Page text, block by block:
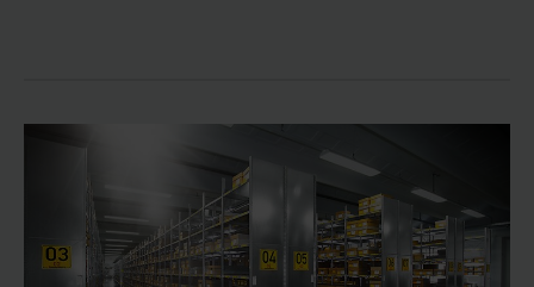
Stellingen voor kleine onderdelen met
legborden
De opslag gebeurt op legborden van staalplaat of hout over
verschillende niveaus. De stellingen voor kleine onderdelen
zijn verkrijgbaar in slot-together of geschroefd ontwerp en